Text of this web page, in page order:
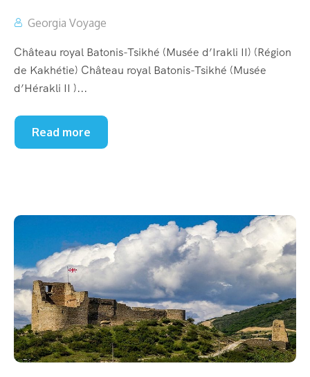
Georgia Voyage
Château royal Batonis-Tsikhé (Musée d’Irakli II) (Région
de Kakhétie) Château royal Batonis-Tsikhé (Musée
d’Hérakli II )...
Read more